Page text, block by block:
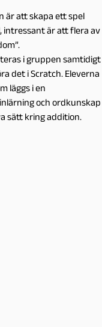
är att skapa ett spel
intressant är att flera av
i gruppen samtidigt
det i Scratch. Eleverna
läggs i en
och ordkunskap
sätt kring addition.